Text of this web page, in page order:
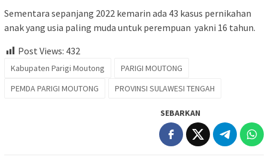
Sementara sepanjang 2022 kemarin ada 43 kasus pernikahan
anak yang usia paling muda untuk perempuan yakni 16 tahun.
Post Views: 432
Kabupaten Parigi Moutong
PARIGI MOUTONG
PEMDA PARIGI MOUTONG
PROVINSI SULAWESI TENGAH
SEBARKAN